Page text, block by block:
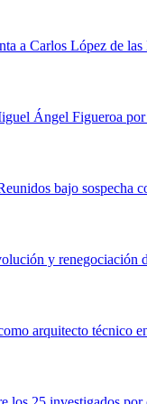
a Carlos López de
Ángel Figueroa
bajo sospecha
y
arquitecto técnico